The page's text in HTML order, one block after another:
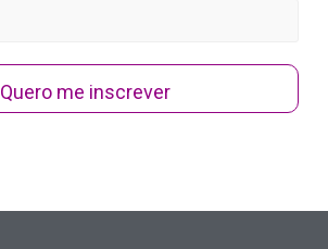
Quero me inscrever